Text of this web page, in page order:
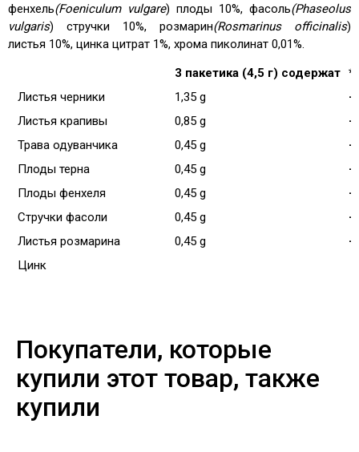
фенхель(Foeniculum vulgare) плоды 10%, фасоль(Phaseolus
vulgaris) стручки 10%, розмарин(Rosmarinus officinalis)
листья 10%, цинка цитрат 1%, хрома пиколинат 0,01%.
3 пакетика (4,5 г) содержат
Листья черники
1,35 g
-
Листья крапивы
0,85 g
-
Трава одуванчика
0,45 g
-
Плоды терна
0,45 g
-
Плоды фенхеля
0,45 g
-
Стручки фасоли
0,45 g
-
Листья розмарина
0,45 g
-
Цинк
Покупатели, которые
купили этот товар, также
купили